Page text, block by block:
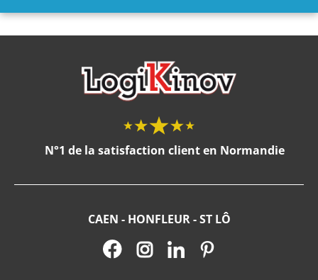
N°1 de la satisfaction client en Normandie
CAEN - HONFLEUR - ST LÔ